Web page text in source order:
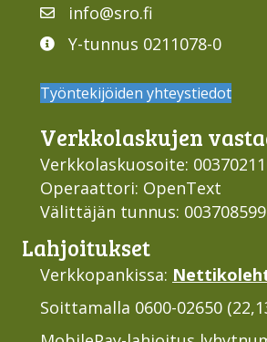
info@sro.fi
Y-tunnus 0211078-0
Työntekijöiden yhteystiedot
Verkko­laskujen
Verkkolaskuosoite:
Operaattori: OpenText
Välittäjän tunnus:
Lahjoi­tukset
Verkkopankissa:
Soittamalla 0600-02650